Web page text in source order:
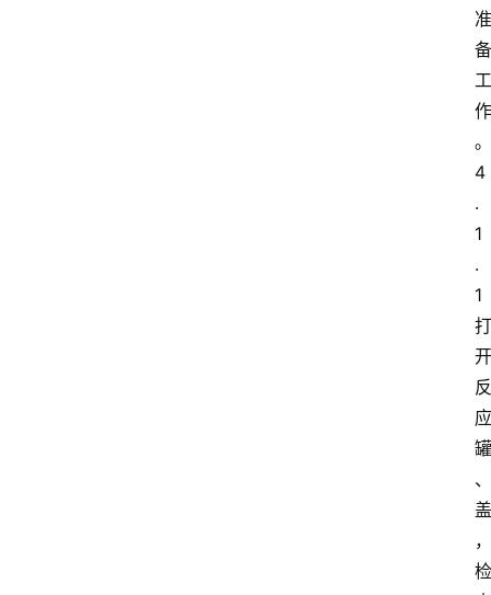
准
备
工
作
。
4
.
1
.
1
打
开
反
应
罐
、
盖
，
检